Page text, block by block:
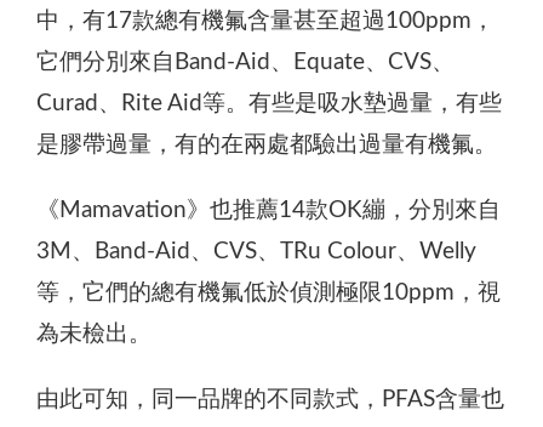
中，有17款總有機氟含量甚至超過100ppm，
它們分別來自Band-Aid、Equate、CVS、
Curad、Rite Aid等。有些是吸水墊過量，有些
是膠帶過量，有的在兩處都驗出過量有機氟。
《Mamavation》也推薦14款OK繃，分別來自
3M、Band-Aid、CVS、TRu Colour、Welly
等，它們的總有機氟低於偵測極限10ppm，視
為未檢出。
由此可知，同一品牌的不同款式，PFAS含量也